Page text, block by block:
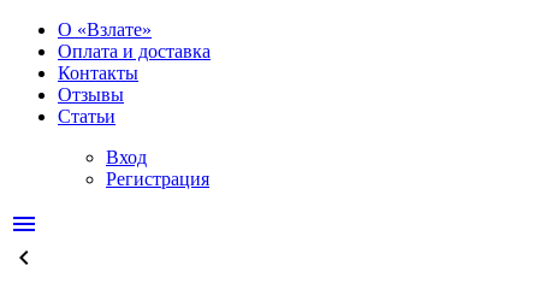
О «Взлате»
Оплата и доставка
Контакты
Отзывы
Статьи
Вход
Регистрация
menu
keyboard_arrow_left